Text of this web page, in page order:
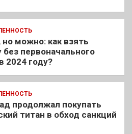
но можно: как взять
без первоначального
2024 году?
продолжал покупать
титан в обход санкций